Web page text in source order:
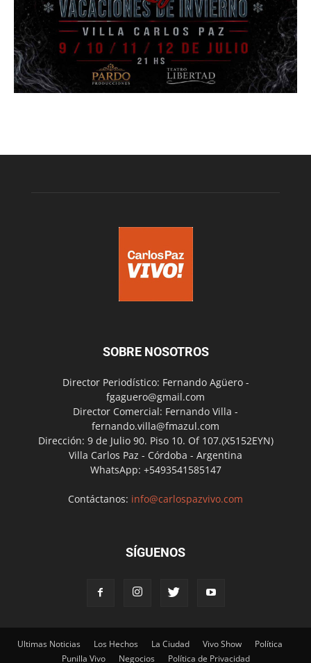
SOBRE NOSOTROS
Director Periodístico: Fernando Agüero -
fgaguero@gmail.com
Director Comercial: Fernando Villa -
fernando.villa@fmazul.com
Dirección: 9 de Julio 90. Piso 10. Of 107.(X5152EYN)
Villa Carlos Paz - Córdoba - Argentina
WhatsApp: +5493541585147
Contáctanos: info@carlospazvivo.com
SÍGUENOS
Ultimas Noticias Los Hechos La Ciudad Vivo Show
Política
Punilla Vivo
Negocios Política de Privacidad